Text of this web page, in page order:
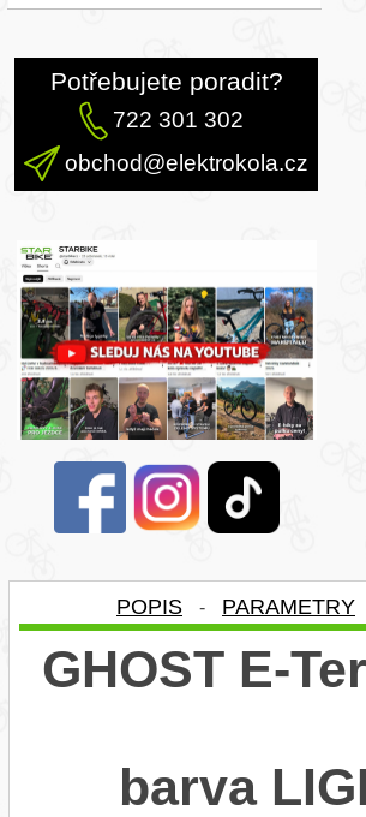
Potřebujete poradit?
722 301 302
obchod@elektrokola.cz
POPIS - PARAMETRY
GHOST E-
barva